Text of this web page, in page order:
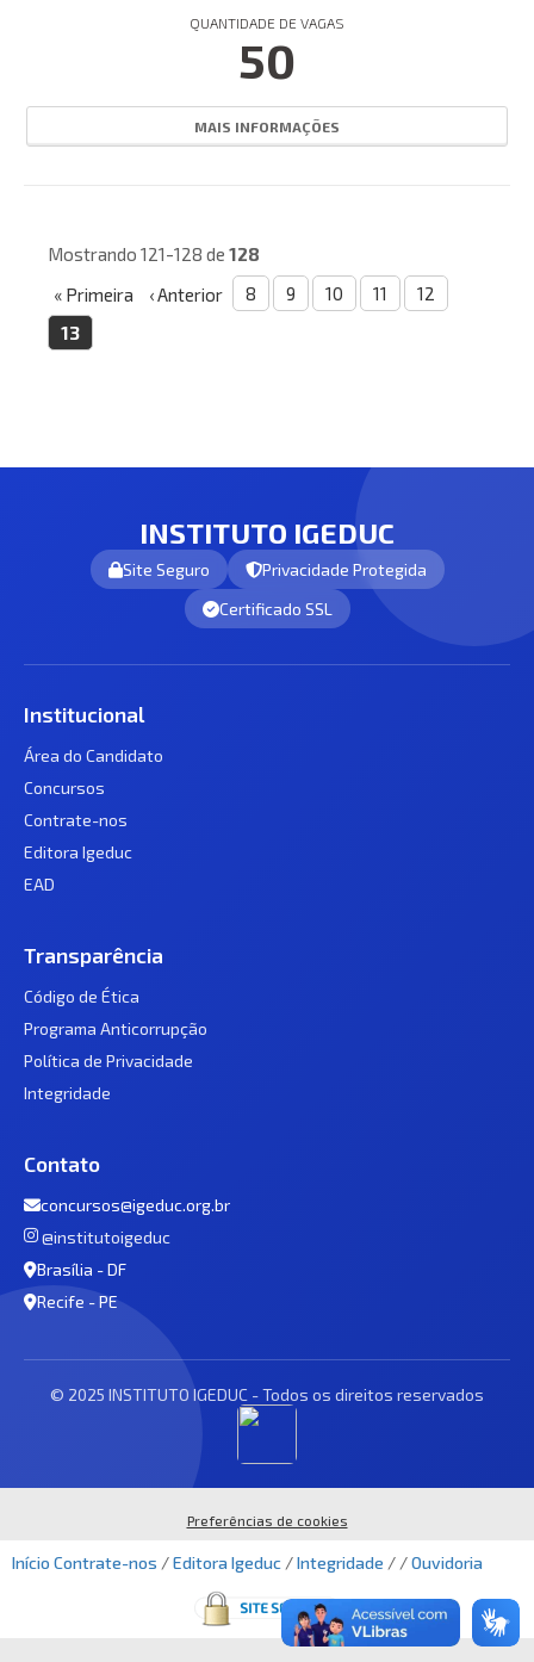
QUANTIDADE DE VAGAS
50
MAIS INFORMAÇÕES
Mostrando 121-128 de 128
« Primeira
‹ Anterior 8 9 10 11
12
13
INSTITUTO IGEDUC
Site Seguro
Privacidade Protegida
Certificado SSL
Institucional
Área do Candidato
Concursos
Contrate-nos
Editora Igeduc
EAD
Transparência
Código de Ética
Programa Anticorrupção
Política de Privacidade
Integridade
Contato
concursos@igeduc.org.br
@institutoigeduc
Brasília - DF
Recife - PE
© 2025 INSTITUTO IGEDUC - Todos os direitos reservados
Preferências de cookies
Início Contrate-nos /Editora Igeduc /Integridade / /Ouvidoria